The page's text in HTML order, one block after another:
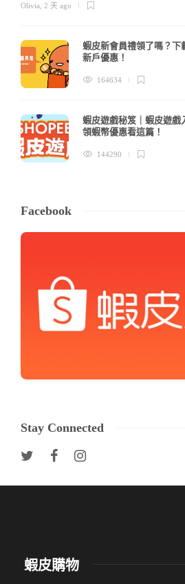
Olivia 2 天 ago
蝦皮新會員禮領了嗎？下
新戶優惠！
164634
蝦皮遊戲秘笈｜蝦皮遊戲
領蝦幣優惠看這篇！
144290
Facebook
Stay Connected
蝦皮購物